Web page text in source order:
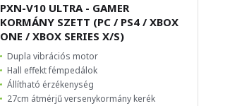
PXN-V10 ULTRA - GAMER
KORMÁNY SZETT (PC / PS4 / XBOX
ONE / XBOX SERIES X/S)
Dupla vibrációs motor
Hall effekt fémpedálok
Állítható érzékenység
27cm átmérjű versenykormány kerék